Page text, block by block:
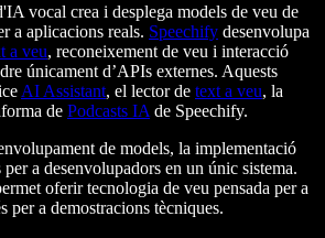
vocal crea i desplega models de veu de
a aplicacions reals. Speechify desenvolupa
a veu, reconeixement de veu i interacció
únicament d’APIs externes. Aquests
AI Assistant, el lector de text a veu, la
de Podcasts IA de Speechify.
de models, la implementació
a desenvolupadors en un únic sistema.
oferir tecnologia de veu pensada per a
per a demostracions tècniques.